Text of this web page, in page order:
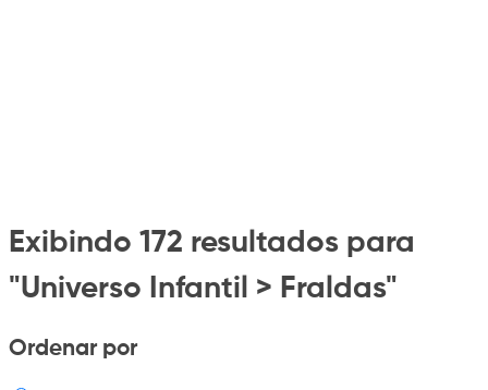
Exibindo 172 resultados para
"Universo Infantil > Fraldas"
Ordenar por